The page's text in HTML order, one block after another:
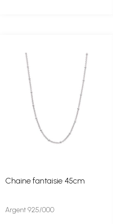
Chaine fantaisie 45cm
Argent 925/000